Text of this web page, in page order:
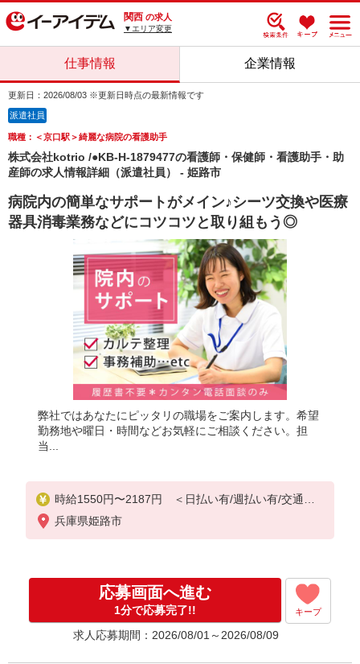
関西 の求人
▼エリア変更
仕事情報 企業情報
更新日：2026/08/03 ※更新日時点の最新情報です
派遣社員
職種：＜京口駅＞綺麗な病院の看護助手
株式会社kotrio /●KB-H-1879477の看護師・保健師・看護助手・助
産師の求人情報詳細（派遣社員） - 姫路市
病院内の簡単なサポートがメイン♪シーツ交換や医療
器具消毒業務などにコツコツと取り組もう◎
弊社ではあなたにピッタリの職場をご案内します。希望
勤務地や曜日・時間などお気軽にご相談ください。担
当...
時給1550円〜2187円 ＜日払い有/週払い有/交通費
全支給(ガソリン代含む)＞
兵庫県姫路市
応募画面へ進む
1分で応募完了!! キープ
求人応募期間：2026/08/01～2026/08/09